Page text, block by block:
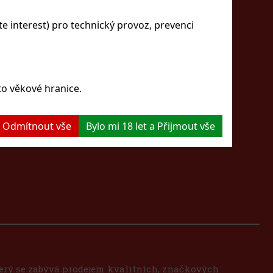
interest) pro technický provoz, prevenci
věkové hranice.
Odmítnout vše Bylo mi 18 let a Přijmout vše
se zabývá prodejem kvalitních, značkových